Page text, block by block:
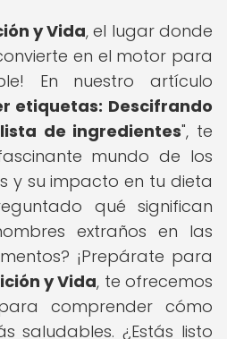
y Vida, el lugar donde
en el motor para
En nuestro artículo
etiquetas: Descifrando
de ingredientes", te
mundo de los
y su impacto en tu dieta
qué significan
extraños en las
¡Prepárate para
y Vida, te ofrecemos
comprender cómo
saludables. ¿Estás listo